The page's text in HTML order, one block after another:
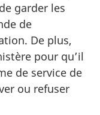
garder les
de
De plus,
pour qu’il
de service de
ou refuser